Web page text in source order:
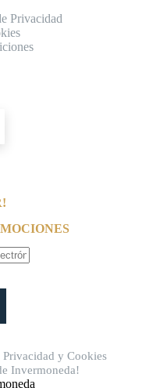
Privacidad
yCookies
Invermoneda!